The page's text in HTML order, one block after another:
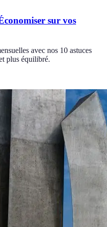
sur vos
avec nos 10 astuces
plus équilibré.